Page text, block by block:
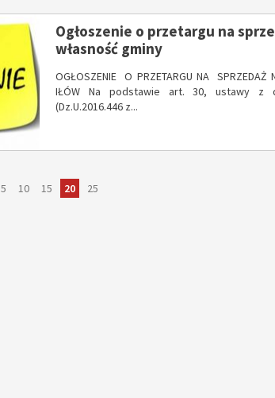
Ogłoszenie o przetargu na
własność gminy
OGŁOSZENIE O PRZETARGU NA SPRZEDAŻ
IŁÓW Na podstawie art. 30, ustawy z
(Dz.U.2016.446 z...
pokaż
5 elementów
pokaż
10 elementów
pokaż
15 elementów
pokaż
20 elementów
pokaż
25